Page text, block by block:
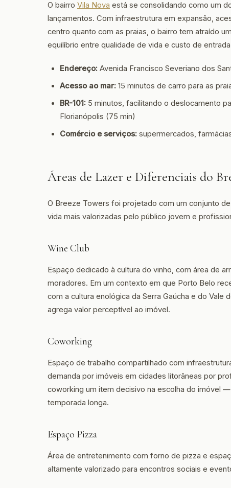
O bairro Vila Nova está se consolidando como um
lançamentos. Com infraestrutura em expansão,
centro quanto com as praias, o bairro tem atraído
equilíbrio entre qualidade de vida e custo de
Endereço: Avenida Francisco Severiano dos
Acesso ao mar: 15 minutos de carro para as
BR-101: 5 minutos, facilitando o deslocamento
Florianópolis (75 min)
Comércio e serviços: supermercados,
Áreas de Lazer e Diferenciais do
O Breeze Towers foi projetado com um conjunto
vida mais valorizadas pelo público jovem e
Wine Club
Espaço dedicado à cultura do vinho, com área de
moradores. Em um contexto em que Porto Belo
com a cultura enológica da Serra Gaúcha e do
agrega valor perceptível ao imóvel.
Coworking
Espaço de trabalho compartilhado com
demanda por imóveis em cidades litorâneas por
coworking um item decisivo na escolha do imóvel
temporada longa.
Espaço Pizza
Área de entretenimento com forno de pizza e
altamente valorizado para encontros sociais e